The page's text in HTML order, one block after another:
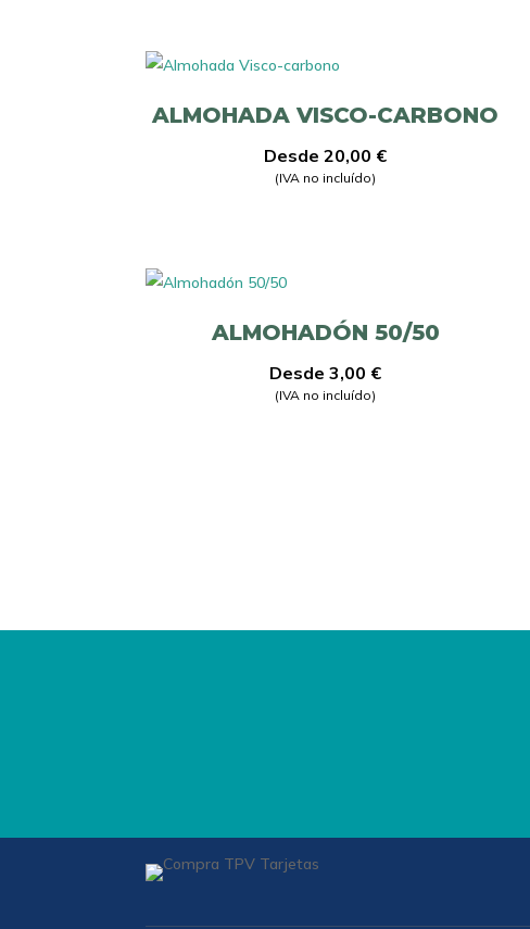
ALMOHADA VISCO-CARBONO
Desde 20,00 €
(IVA no incluído)
ALMOHADÓN 50/50
Desde 3,00 €
(IVA no incluído)